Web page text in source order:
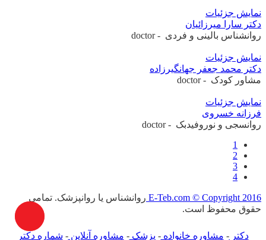
نمایش جزئیات
دکتر سارا میرزائیان
روانشناس بالینی و فردی - doctor
نمایش جزئیات
دکتر محمد جعفر جهانگیرزاده
مشاور کودک - doctor
نمایش جزئیات
فرزانه خسروی
روانسجی و نوروفیدبک - doctor
1
2
3
4
E-Teb.com © Copyright 2016 روانشناس یا روانپزشک. تمامی
حقوق محفوظ است.
دکتر- مشاوره خانواده- پزشک- مشاوره آنلاین- شماره دکتر